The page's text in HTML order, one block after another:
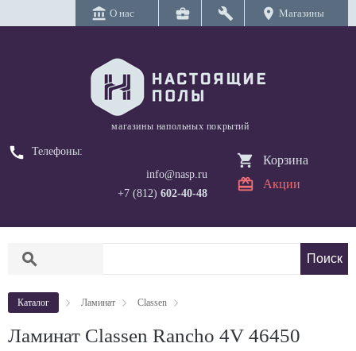
account_balance О нас business_center build location_on Магазины
магазины напольных покрытий
call
Телефоны:
info@nasp.ru
+7 (812) 602-40-48
Корзина
Акции
search
Каталог Ламинат Classen
Ламинат Classen Rancho 4V 46450